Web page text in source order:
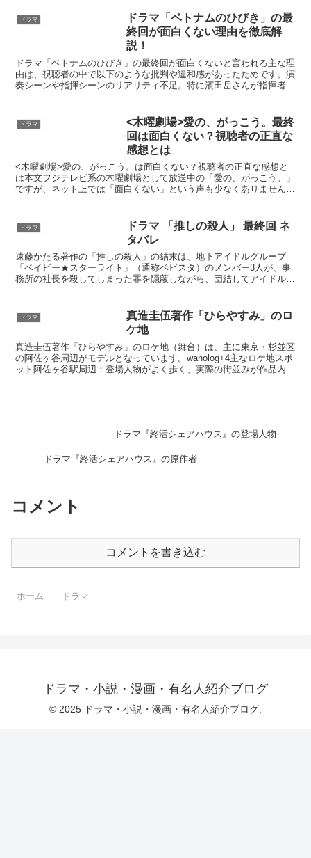
CMの撮影に使われてきました。ドラマの
舞台として、この日常的...
ドラマ
ドラマ「ベトナムのひびき」の最
終回が面白くない理由を徹底解
説！
ドラマ「ベトナムのひびき」の最終回が面白くないと言われる主な理
由は、視聴者の中で以下のような批判や違和感があったためです。演
奏シーンや指揮シーンのリアリティ不足。特に濱田岳さんが指揮者に
ドラマ
<木曜劇場>愛の、がっこう。最終
回は面白くない？視聴者の正直な
感想とは
<木曜劇場>愛の、がっこう。は面白くない？視聴者の正直な感想と
は本文フジテレビ系の木曜劇場として放送中の「愛の、がっこう。」
ですが、ネット上では「面白くない」という声も少なくありません。
ドラマ
ドラマ 「推しの殺人」 最終回 ネ
タバレ
遠藤かたる著作の「推しの殺人」の結末は、地下アイドルグループ
「ベイビー★スターライト」（通称ベビスタ）のメンバー3人が、事
務所の社長を殺してしまった罪を隠蔽しながら、団結してアイドルと
ドラマ
真造圭伍著作「ひらやすみ」のロ
ケ地
真造圭伍著作「ひらやすみ」のロケ地（舞台）は、主に東京・杉並区
の阿佐ヶ谷周辺がモデルとなっています。wanolog+4主なロケ地スポ
ット阿佐ヶ谷駅周辺：登場人物がよく歩く、実際の街並みが作品内に
ドラマ『終活シェアハウス』の登場人物
ドラマ『終活シェアハウス』の原作者
コメント
コメントを書き込む
ホーム ドラマ
ドラマ・小説・漫画・有名人紹介ブログ
© 2025 ドラマ・小説・漫画・有名人紹介ブログ.